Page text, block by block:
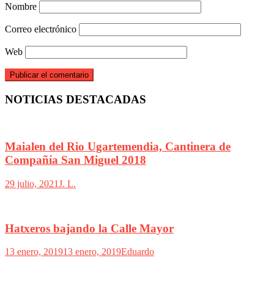
Nombre
Correo electrónico
Web
NOTICIAS DESTACADAS
Maialen del Rio Ugartemendia, Cantinera de
Compañía San Miguel 2018
29 julio, 2021J. L.
Hatxeros bajando la Calle Mayor
13 enero, 201913 enero, 2019Eduardo